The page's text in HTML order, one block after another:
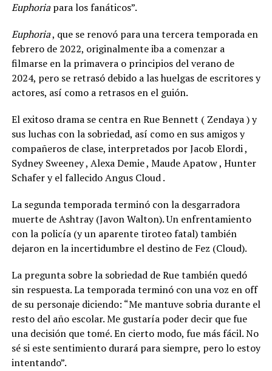
Euphoriapara los fanáticos”.
Euphoria, que se renovó para una tercera temporada en
febrero de 2022, originalmente iba a comenzar a
filmarse en la primavera o principios del verano de
2024, pero se retrasó debido a las huelgas de escritores y
actores, así como a retrasos en el guión.
El exitoso drama se centra en Rue Bennett ( Zendaya ) y
sus luchas con la sobriedad, así como en sus amigos y
compañeros de clase, interpretados por Jacob Elordi ,
Sydney Sweeney , Alexa Demie , Maude Apatow , Hunter
Schafer y el fallecido Angus Cloud .
La segunda temporada terminó con la desgarradora
muerte de Ashtray (Javon Walton). Un enfrentamiento
con la policía (y un aparente tiroteo fatal) también
dejaron en la incertidumbre el destino de Fez (Cloud).
La pregunta sobre la sobriedad de Rue también quedó
sin respuesta. La temporada terminó con una voz en off
de su personaje diciendo: “Me mantuve sobria durante el
resto del año escolar. Me gustaría poder decir que fue
una decisión que tomé. En cierto modo, fue más fácil. No
sé si este sentimiento durará para siempre, pero lo estoy
intentando”.